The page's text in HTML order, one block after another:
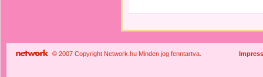
© 2007 Copyright Network.hu Minden jog fenntartva.